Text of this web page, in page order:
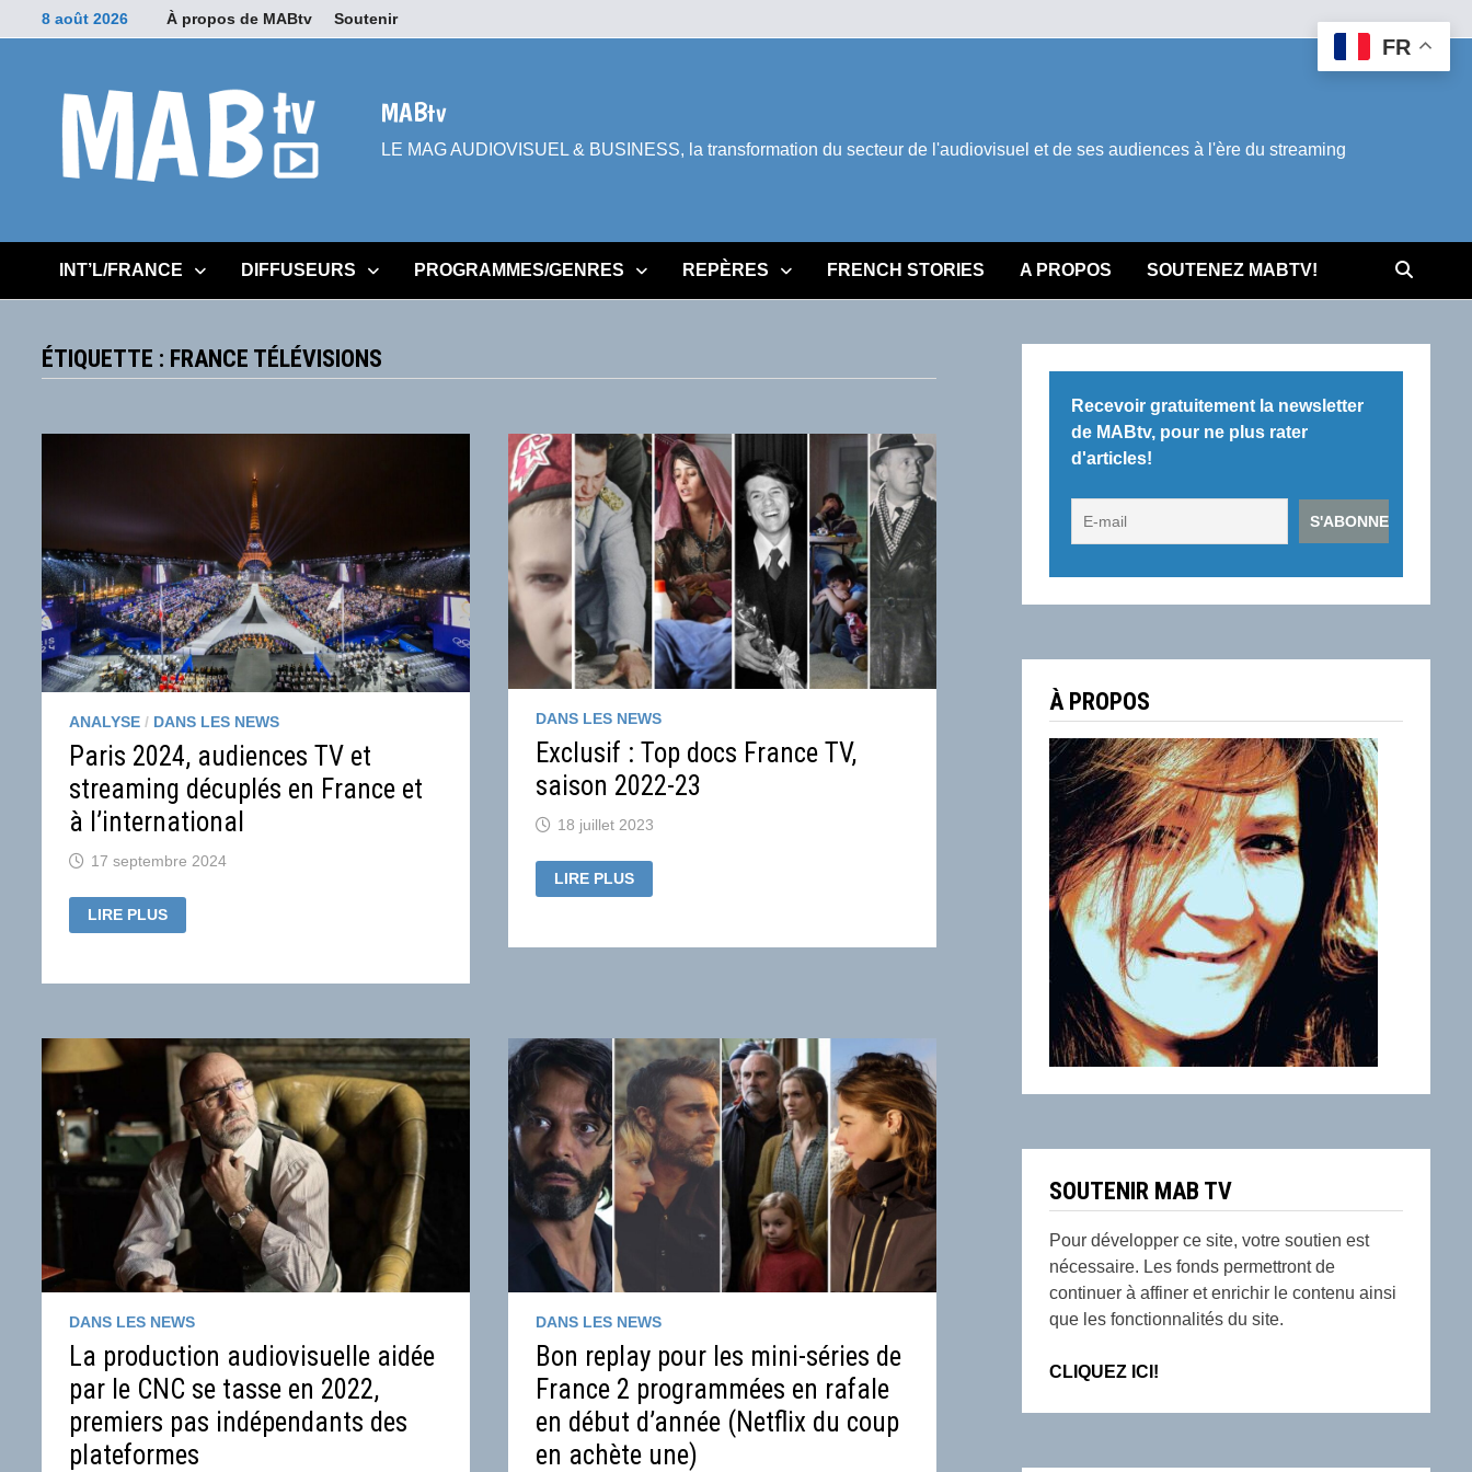
Passer
au
8 août 2026 À propos de MABtv Soutenir
MABtv
LE MAG AUDIOVISUEL & BUSINESS, la transformation du secteur de l'audiovisuel et de ses audiences à l'ère du streaming
INT’L/FRANCE DIFFUSEURS PROGRAMMES/GENRES REPÈRES FRENCH STORIES A PROPOS SOUTENEZ MABTV!
ÉTIQUETTE : FRANCE TÉLÉVISIONS
ANALYSE / DANS LES NEWS
Paris 2024, audiences TV et
streaming décuplés en France et
à l’international
17 septembre 2024
PARIS
2024,
STREAMING
ET
L’INTERNATIONAL
LIRE PLUS
DANS LES NEWS
Exclusif : Top docs France TV,
saison 2022-23
18 juillet 2023
EXCLUSIF
:
TV,
LIRE PLUS
DANS LES NEWS
La production audiovisuelle aidée
par le CNC se tasse en 2022,
premiers pas indépendants des
plateformes
DANS LES NEWS
Bon replay pour les mini-séries de
France 2 programmées en rafale
en début d’année (Netflix du coup
en achète une)
Recevoir gratuitement la newsletter
de MABtv, pour ne plus rater
d'articles!
À PROPOS
SOUTENIR MAB TV
Pour développer ce site, votre soutien est
nécessaire. Les fonds permettront de
continuer à affiner et enrichir le contenu ainsi
que les fonctionnalités du site.
CLIQUEZ ICI!
FR